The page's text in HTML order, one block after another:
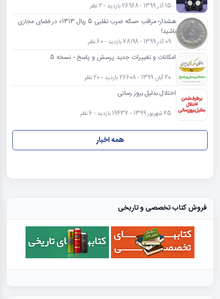
15 آذر 1399 - 26968 بازدید - 2 نظر
هشدار؛ مراقب «سکه ضرب تقلبی 5 ریال 1313» در فضای مجازی
باشید!
09 آذر 1399 - 78198 بازدید - 60 نظر
امکانات و تغییرات جدید پرسش و پاسخ - نسخه 5
20 آبان 1399 - 26608 بازدید - 20 نظر
اختلال بدلیل بروز رسانی
25 شهریور 1399 - 19437 بازدید - 6 نظر
همه اخبار
فروش کتاب تخصصی و تاریخی